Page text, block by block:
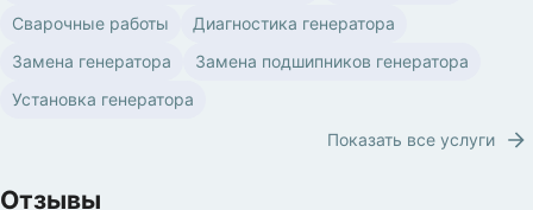
Сварочные работы
Диагностика генератора
Замена генератора
Замена подшипников генератора
Установка генератора
Показать все услуги
Отзывы